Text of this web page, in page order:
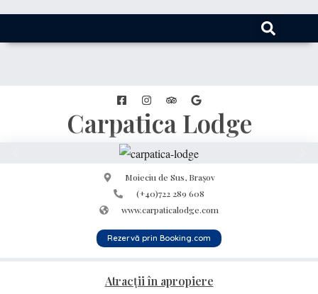
Carpatica Lodge
Moieciu de Sus, Brașov
(+40)722 289 608
www.carpaticalodge.com
Rezervă prin Booking.com
Atracții în apropiere